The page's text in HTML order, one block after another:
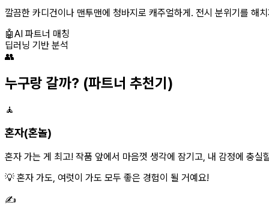
깔끔한 카디건이나 맨투맨에 청바지로 캐주얼하게. 전시 분위기를 해
🤖AI 파트너 매칭
딥러닝 기반 분석
👥
누구랑 갈까? (파트너 추천기)
🧘
혼자(혼놀)
혼자 가는 게 최고! 작품 앞에서 마음껏 생각에 잠기고, 내 감정에 충
💡 혼자 가도, 여럿이 가도 모두 좋은 경험이 될 거예요!
✍️